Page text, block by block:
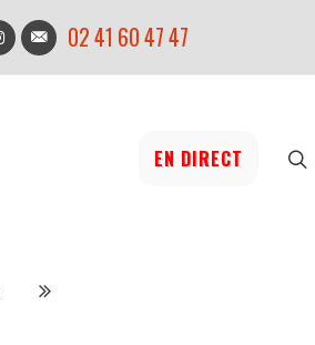
02 41 60 47 47
EN DIRECT